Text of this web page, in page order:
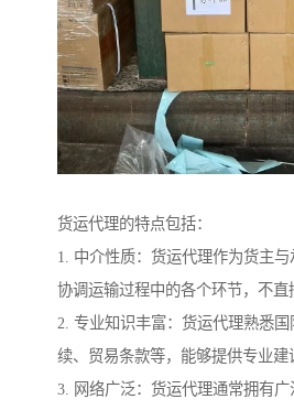
货运代理的特点包括：
1. 中介性质：货运代理作为货主与
协调运输过程中的各个环节，不直
2. 专业知识丰富：货运代理熟悉
续、贸易条款等，能够提供专业建
3. 网络广泛：货运代理通常拥有